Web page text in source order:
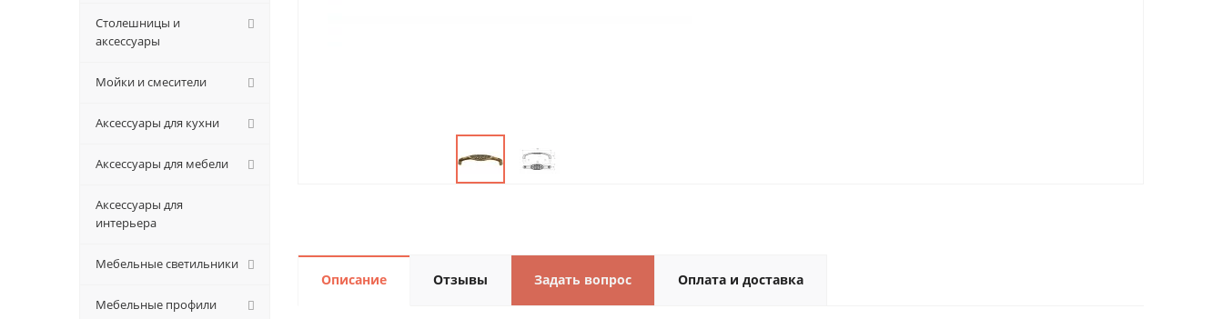
Описание Отзывы Задать вопрос Оплата и доставка
Столешницы и
аксессуары
Мойки и смесители
Аксессуары для кухни
Аксессуары для мебели
Аксессуары для
интерьера
Мебельные светильники
Мебельные профили